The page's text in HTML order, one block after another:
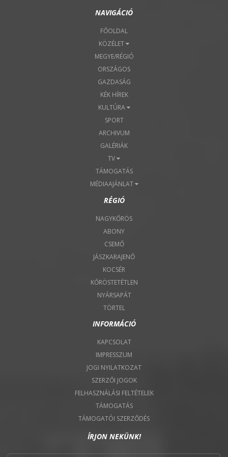
NAVIGÁCIÓ
FŐOLDAL
KÖZÉLET
MEGYE/RÉGIÓ
ORSZÁGOS
GAZDASÁG
KÉK HÍREK
KULTÚRA
SPORT
ARCHIVUM
GALÉRIÁK
TV
TÁMOGATÁS
MÉDIAAJÁNLAT
RÉGIÓ
NAGYKŐRÖS
ABONY
CSEMŐ
JÁSZKARAJENŐ
KOCSÉR
KŐRÖSTETÉTLEN
NYÁRSAPÁT
TÖRTEL
INFORMÁCIÓ
KAPCSOLAT
IMPRESSZUM
JOGI NYILATKOZAT
SZERZŐI JOGOK
FELHASZNÁLÁSI FELTÉTELEK
TÁMOGATÁS
TÁMOGATÓI SZERZŐDÉS
ÍRJON NEKÜNK!